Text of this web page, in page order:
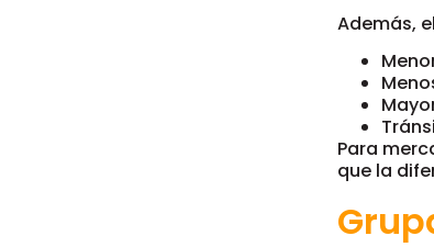
Además,
Para
que la